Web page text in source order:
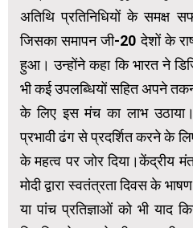
अतिथि प्रतिनिधियों के समक्ष
जिसका समापन जी-20 देशों के
हुआ। उन्होंने कहा कि भारत ने
भी कई उपलब्धियों सहित अपने
के लिए इस मंच का लाभ उठाया।
प्रभावी ढंग से प्रदर्शित करने के
के महत्व पर जोर दिया।केंद्रीय
मोदी द्वारा स्वतंत्रता दिवस के
या पांच प्रतिज्ञाओं को भी याद